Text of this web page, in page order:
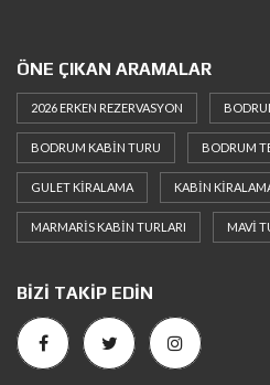
ÖNE ÇIKAN ARAMALAR
2026 ERKEN REZERVASYON
BODRUM KABIN TURU BODRUM
GULET KIRALAMA KABIN
MARMARIS KABIN TURLARI MAVI
BIZI TAKIP EDIN